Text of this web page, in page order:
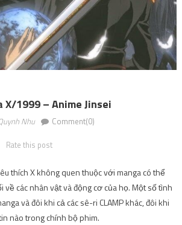
X/1999 – Anime Jinsei
Nhu Comment(0)
Rate this post
thích X không quen thuộc với manga có thể
về các nhân vật và động cơ của họ. Một số tình
và đôi khi cả các sê-ri CLAMP khác, đôi khi
nào trong chính bộ phim.